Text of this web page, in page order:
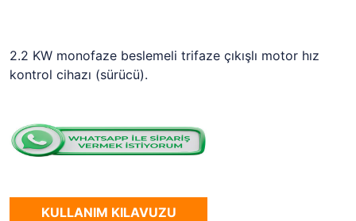
2.2 KW monofaze beslemeli trifaze çıkışlı motor hız
kontrol cihazı (sürücü).
KULLANIM KILAVUZU